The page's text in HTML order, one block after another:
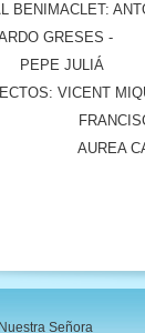
BENIMACLET:
JULIÁ
VICENT
Señora